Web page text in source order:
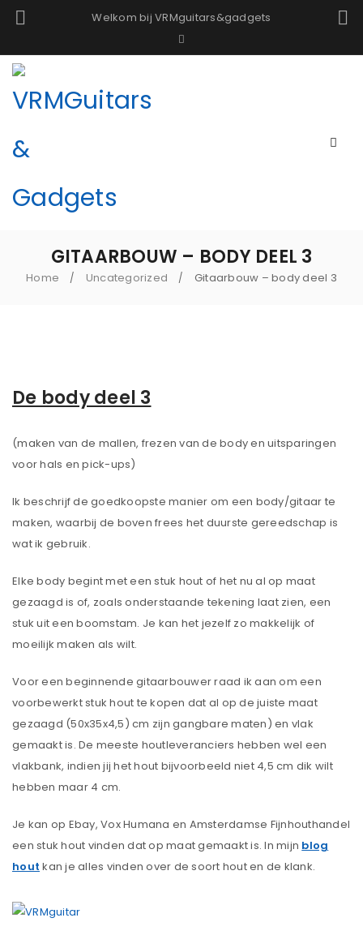
Welkom bij VRMguitars&gadgets
GITAARBOUW – BODY DEEL 3
Home / Uncategorized / Gitaarbouw – body deel 3
De body deel 3
(maken van de mallen, frezen van de body en uitsparingen
voor hals en pick-ups)
Ik beschrijf de goedkoopste manier om een body/gitaar te
maken, waarbij de boven frees het duurste gereedschap is
wat ik gebruik.
Elke body begint met een stuk hout of het nu al op maat
gezaagd is of, zoals onderstaande tekening laat zien, een
stuk uit een boomstam. Je kan het jezelf zo makkelijk of
moeilijk maken als wilt.
Voor een beginnende gitaarbouwer raad ik aan om een
voorbewerkt stuk hout te kopen dat al op de juiste maat
gezaagd (50x35x4,5) cm zijn gangbare maten) en vlak
gemaakt is. De meeste houtleveranciers hebben wel een
vlakbank, indien jij het hout bijvoorbeeld niet 4,5 cm dik wilt
hebben maar 4 cm.
Je kan op Ebay, Vox Humana en Amsterdamse Fijnhouthandel
een stuk hout vinden dat op maat gemaakt is. In mijn blog
hout kan je alles vinden over de soort hout en de klank.